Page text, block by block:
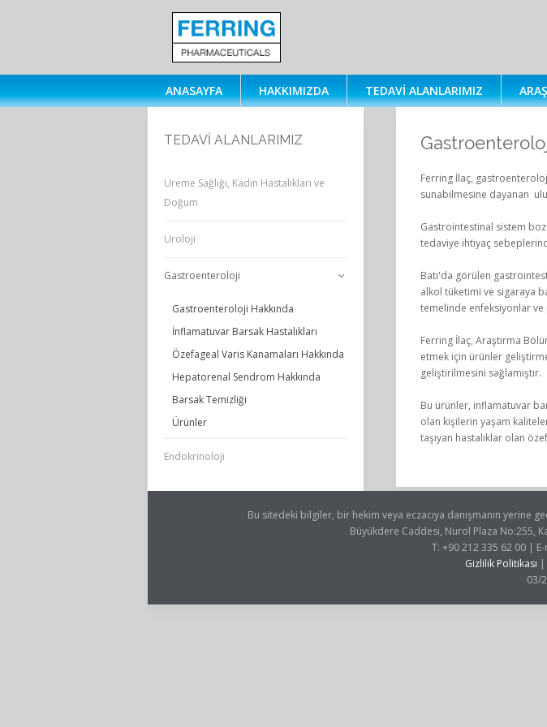
ANASAYFA HAKKIMIZDA TEDAVI ALANLARIMIZ
Ferring İlaç,
sunabilmesine dayanan
Gastrointestinal sistem
tedaviye ihtiyaç
Batı'da görülen
alkol tüketimi ve sigaraya
temelinde enfeksiyonlar ve
Ferring İlaç, Araştırma
etmek için ürünler
geliştirilmesini sağlamıştır.
Bu ürünler, inflamatuvar
olan kişilerin yaşam
taşıyan hastalıklar olan
TEDAVİ ALANLARIMIZ
Üreme Sağlığı, Kadın Hastalıkları ve
Doğum
Üroloji
Gastroenteroloji
Gastroenteroloji Hakkında
İnflamatuvar Barsak Hastalıkları
Özefageal Varis Kanamaları Hakkında
Hepatorenal Sendrom Hakkında
Barsak Temizliği
Ürünler
Endokrinoloji
Bu sitedeki bilgiler, bir hekim veya eczacıya danışmanın yerine
Büyükdere Caddesi, Nurol Plaza No:255,
T: +90 212 335 62 00 |
Gizlilik Politikası |
03/